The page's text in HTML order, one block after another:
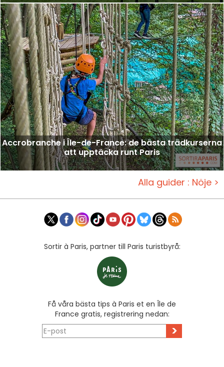
Accrobranche i Île-de-France: de bästa trädkurserna
att upptäcka runt Paris
Alla guider : Nöje >
Sortir à Paris, partner till Paris turistbyrå:
Få våra bästa tips à Paris et en Île de
France gratis, registrering nedan:
>